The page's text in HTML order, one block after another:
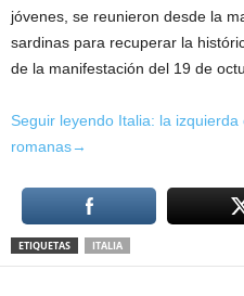
jóvenes, se reunieron desde la
sardinas para recuperar la
de la manifestación del 19 de
Seguir leyendo Italia: la
romanas→
ETIQUETAS ITALIA